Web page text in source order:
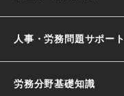
人事・労務問題サポート
労務分野基礎知識